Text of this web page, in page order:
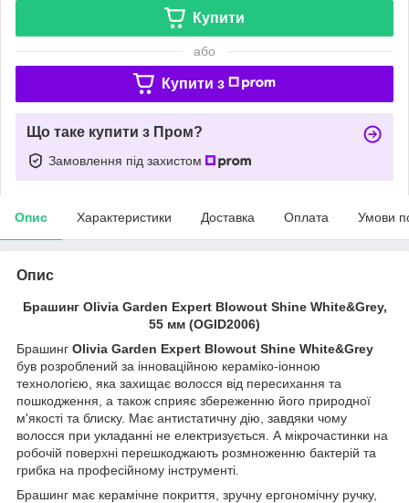
Купити
або
Купити з
Що таке купити з Пром?
Замовлення під захистом
Опис Характеристики Доставка Оплата Умови
Опис
Брашинг Оlivia Garden Expert Blowout Shine White&Grey,
55 мм (OGID2006)
Брашинг Olivia Garden Expert Blowout Shine White&Grey
був розроблений за інноваційною кераміко-іонною
технологією, яка захищає волосся від пересихання та
пошкодження, а також сприяє збереженню його природної
м'якості та блиску. Має антистатичну дію, завдяки чому
волосся при укладанні не електризується. А мікрочастинки на
робочій поверхні перешкоджають розмноженню бактерій та
грибка на професійному інструменті.
Брашинг має керамічне покриття, зручну ергономічну ручку,